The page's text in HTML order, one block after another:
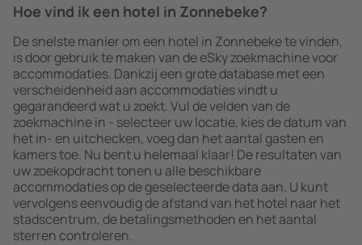
Hoe vind ik een hotel in Zonnebeke?
De snelste manier om een hotel in Zonnebeke te vinden,
is door gebruik te maken van de eSky zoekmachine voor
accommodaties. Dankzij een grote database met een
verscheidenheid aan accommodaties vindt u
gegarandeerd wat u zoekt. Vul de velden van de
zoekmachine in - selecteer uw locatie, kies de datum van
het in- en uitchecken, voeg dan het aantal gasten en
kamers toe. Nu bent u helemaal klaar! De resultaten van
uw zoekopdracht tonen u alle beschikbare
accommodaties op de geselecteerde data aan. U kunt
vervolgens eenvoudig de afstand van het hotel naar het
stadscentrum, de betalingsmethoden en het aantal
sterren controleren.